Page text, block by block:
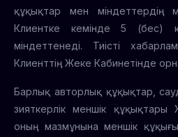
құқықтар мен міндеттердің
Клиентке кемінде 5 (бес)
міндеттенеді. Тиісті
Клиенттің Жеке Кабинетінде
Барлық авторлық құқықтар,
зияткерлік меншік
оның мазмұнына меншік